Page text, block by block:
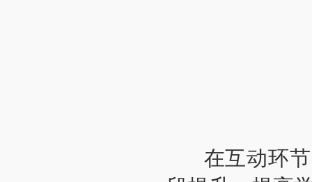
在互动环节